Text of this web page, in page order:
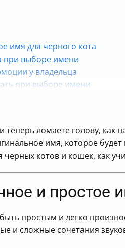
имя для черного кота
при выборе имени
у владельца
при выборе имени
котов и кошек
черных котов и кошек
для черных котов
питомца
ломаете голову, как
имя, которое
котов и кошек, как
и простое
простым и легко
и сложные сочетания